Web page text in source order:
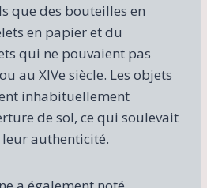
que des bouteilles en
en papier et du
qui ne pouvaient pas
au XIVe siècle. Les objets
inhabituellement
de sol, ce qui soulevait
authenticité.